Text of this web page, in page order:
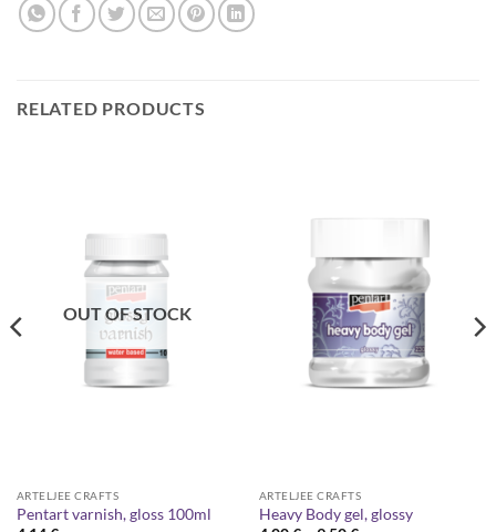
RELATED PRODUCTS
OUT OF STOCK
ARTELJEE CRAFTS
Pentart varnish, gloss 100ml
ARTELJEE CRAFTS
Heavy Body gel, glossy